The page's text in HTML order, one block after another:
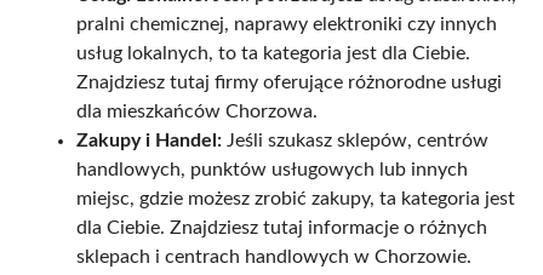
pralni chemicznej, naprawy elektroniki czy innych
usług lokalnych, to ta kategoria jest dla Ciebie.
Znajdziesz tutaj firmy oferujące różnorodne usługi
dla mieszkańców Chorzowa.
Zakupy i Handel: Jeśli szukasz sklepów, centrów
handlowych, punktów usługowych lub innych
miejsc, gdzie możesz zrobić zakupy, ta kategoria jest
dla Ciebie. Znajdziesz tutaj informacje o różnych
sklepach i centrach handlowych w Chorzowie.